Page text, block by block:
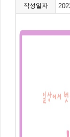
작성일자